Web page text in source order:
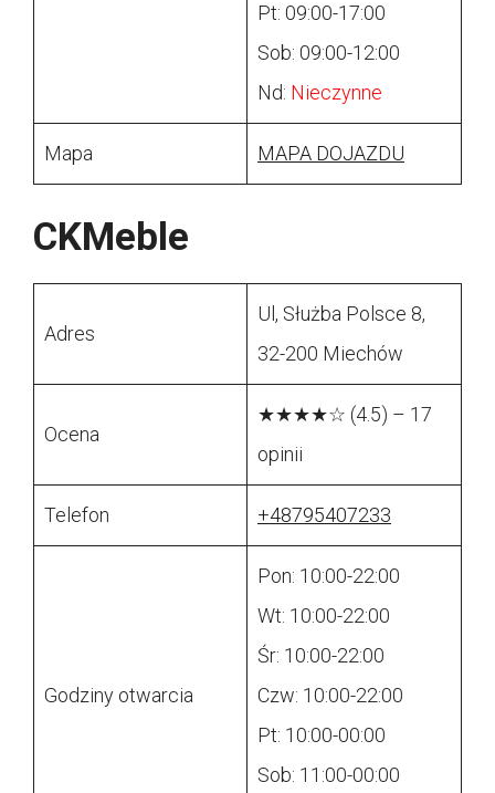
Pt: 09:00-17:00
Sob: 09:00-12:00
Nd: Nieczynne
Mapa MAPA DOJAZDU
CKMeble
Adres
Ul, Służba Polsce 8,
32-200 Miechów
Ocena
★★★★☆ (4.5) – 17
opinii
Telefon +48795407233
Godziny otwarcia
Pon: 10:00-22:00
Wt: 10:00-22:00
Śr: 10:00-22:00
Czw: 10:00-22:00
Pt: 10:00-00:00
Sob: 11:00-00:00